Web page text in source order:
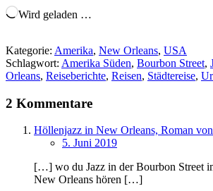
Wird geladen …
Kategorie: Amerika, New Orleans, USA
Schlagwort: Amerika Süden, Bourbon Street,
Orleans, Reiseberichte, Reisen, Städtereise,
2 Kommentare
Höllenjazz in New Orleans, Roman
5. Juni 2019
[…] wo du Jazz in der Bourbon Street
New Orleans hören […]